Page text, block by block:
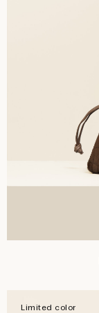
Limited color